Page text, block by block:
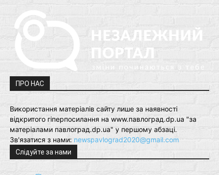
ПРО НАС
Використання матеріалів сайту лише за наявності
відкритого гіперпосилання на www.павлоград.dp.ua "за
матеріалами павлоград.dp.ua" у першому абзаці.
Зв'язатися з нами: newspavlograd2020@gmail.com
Слідуйте за нами